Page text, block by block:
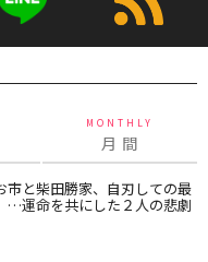
MONTHLY
月 間
市と柴田勝家、自刃しての最
…運命を共にした２人の悲劇